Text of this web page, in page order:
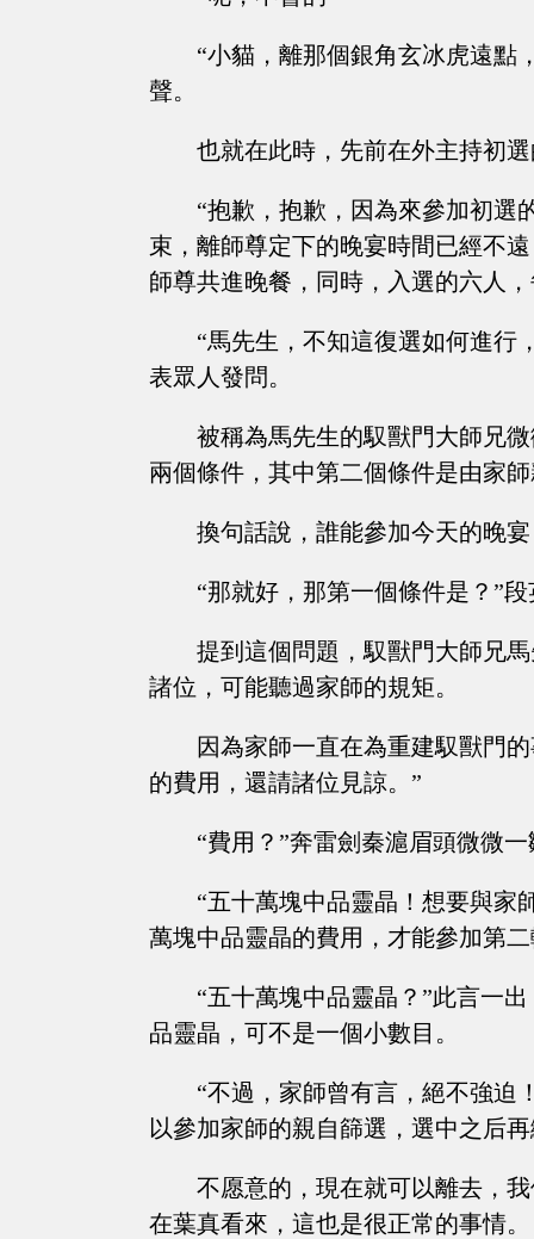
“小貓，離那個銀角玄冰虎遠點
聲。
也就在此時，先前在外主持初
“抱歉，抱歉，因為來參加初選
束，離師尊定下的晚宴時間已經不
師尊共進晚餐，同時，入選的六人
“馬先生，不知這復選如何進行
表眾人發問。
被稱為馬先生的馭獸門大師兄
兩個條件，其中第二個條件是由家
換句話說，誰能參加今天的晚
“那就好，那第一個條件是？”
提到這個問題，馭獸門大師兄
諸位，可能聽過家師的規矩。
因為家師一直在為重建馭獸門
的費用，還請諸位見諒。”
“費用？”奔雷劍秦滬眉頭微微
“五十萬塊中品靈晶！想要與家
萬塊中品靈晶的費用，才能參加第
“五十萬塊中品靈晶？”此言一
品靈晶，可不是一個小數目。
“不過，家師曾有言，絕不強迫
以參加家師的親自篩選，選中之后
不愿意的，現在就可以離去，
在葉真看來，這也是很正常的事情。